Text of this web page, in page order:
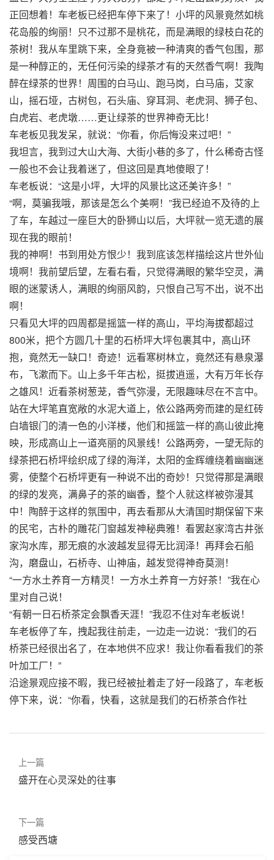
正回想着！车老板已经把车停下来了！小坪的风景竟然如桃
花岛般的绚丽！只不过那不是桃花，而是满眼的绿枝白花的
茶树！我从车里跳下来，全身竟被一种清爽的香气包围，那
是一种醇正的，无任何污染的绿茶才有的天然香气啊！我陶
醉在绿茶的世界！周围的白马山、跑马岗，白马庙，艾家
山，摇石垭，古树包，石头庙、穿耳洞、老虎洞、狮子包、
白虎岩、老虎墩……更让绿茶的世界神奇无比！
车老板见我发呆，就说：“你看，你后悔没来过吧！”
我坦言，我到过大山大海、大街小巷的多了，什么稀奇古怪
一般也不会让我着迷了，但这回是真地傻眼了！
车老板说：“这是小坪，大坪的风景比这还美许多！”
“啊，莫骗我哦，那该是怎么个美啊！”我已经迫不及待的上
了车，车越过一座巨大的卧狮山以后，大坪就一览无遗的展
现在我的眼前！
我的神啊！书到用处方恨少！我到底该怎样描绘这片世外仙
境啊！我前望后望，左看右看，只觉得满眼的繁华空灵，满
眼的迷蒙诱人，满眼的绚丽风韵，只恨自己写不出，说不出
啊！
只看见大坪的四周都是摇篮一样的高山，平均海拔都超过
800米，把个方圆几十里的石桥坪大坪包裹其中，高山环
抱，竟然无一缺口！奇迹！远看寒树林立，竟然还有悬泉瀑
布，飞漱而下。山上多千年古松，挺拔逍遥，大有万年长存
之雄风！近看茶树葱茏，香气弥漫，无限趣味尽在不言中。
站在大坪笔直宽敞的水泥大道上，依公路两旁而建的是红砖
白墙银门的清一色的小洋楼，他们和摇篮一样的高山彼此掩
映，形成高山上一道亮丽的风景线！公路两旁，一望无际的
绿茶把石桥坪绘织成了绿的海洋，太阳的金辉缠绕着幽幽迷
雾，使整个石桥坪更有一种说不出的奇妙！只觉得那是满眼
的绿的发亮，满鼻子的茶的幽香，整个人就这样被弥漫其
中！陶醉于这样的氛围中，再去看那从大清国时期保留下来
的民宅，古朴的雕花门窗越发神秘典雅！看罢赵家湾古井张
家沟水库，那无痕的水波越发显得无比润泽！再拜会石船
沟，磨盘山，石桥寺、山神庙，越发觉得神奇莫测！
“一方水土养育一方精灵！一方水土养育一方好茶！”我在心
里对自己说！
“有朝一日石桥茶定会飘香天涯！”我忍不住对车老板说！
车老板停了车，拽起我往前走，一边走一边说：“我们的石
桥茶已经很出名了，在本地供不应求！我让你看看我们的茶
叶加工厂！”
沿途景观应接不暇，我已经被扯着走了好一段路了，车老板
停下来，说：“你看，快看，这就是我们的石桥茶合作社
上一篇
盛开在心灵深处的往事
下一篇
感受西塘